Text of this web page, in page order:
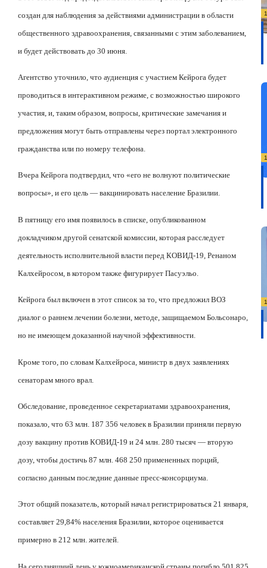
создан для наблюдения за действиями администрации в области
общественного здравоохранения, связанными с этим заболеванием,
и будет действовать до 30 июня.
Агентство уточнило, что аудиенция с участием Кейрога будет
проводиться в интерактивном режиме, с возможностью широкого
участия, и, таким образом, вопросы, критические замечания и
предложения могут быть отправлены через портал электронного
гражданства или по номеру телефона.
Вчера Кейрога подтвердил, что «его не волнуют политические
вопросы», и его цель — вакцинировать население Бразилии.
В пятницу его имя появилось в списке, опубликованном
докладчиком другой сенатской комиссии, которая расследует
деятельность исполнительной власти перед КОВИД-19, Ренаном
Калхейросом, в котором также фигурирует Пасуэльо.
Кейрога был включен в этот список за то, что предложил ВОЗ
диалог о раннем лечении болезни, методе, защищаемом Больсонаро,
но не имеющем доказанной научной эффективности.
Кроме того, по словам Калхейроса, министр в двух заявлениях
сенаторам много врал.
Обследование, проведенное секретариатами здравоохранения,
показало, что 63 млн. 187 356 человек в Бразилии приняли первую
дозу вакцину против КОВИД-19 и 24 млн. 280 тысяч — вторую
дозу, чтобы достичь 87 млн. 468 250 примененных порций,
согласно данным последние данные пресс-консорциума.
Этот общий показатель, который начал регистрироваться 21 января,
составляет 29,84% населения Бразилии, которое оценивается
примерно в 212 млн. жителей.